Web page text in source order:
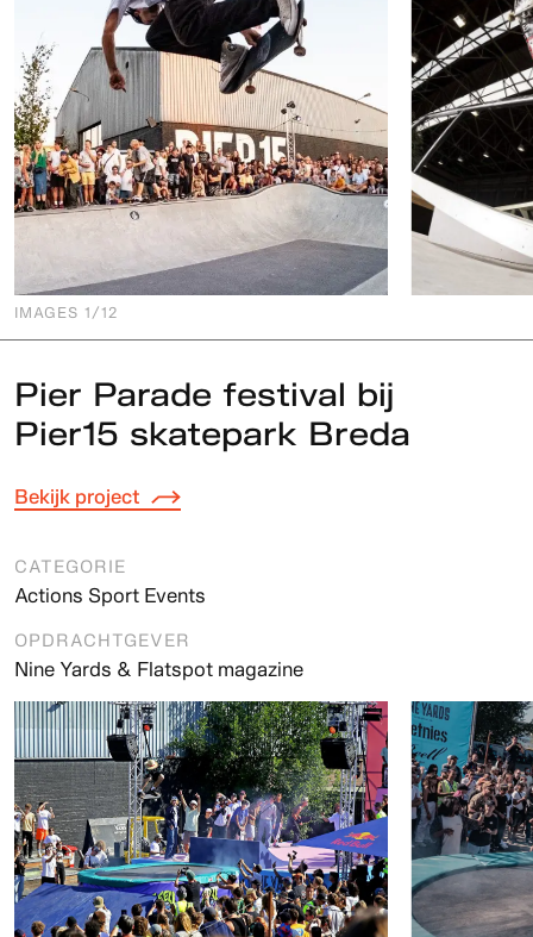
IMAGES 1 /12
Pier Parade festival bij
Pier15 skatepark Breda
Bekijk project
CATEGORIE
Actions Sport Events
OPDRACHTGEVER
Nine Yards & Flatspot magazine